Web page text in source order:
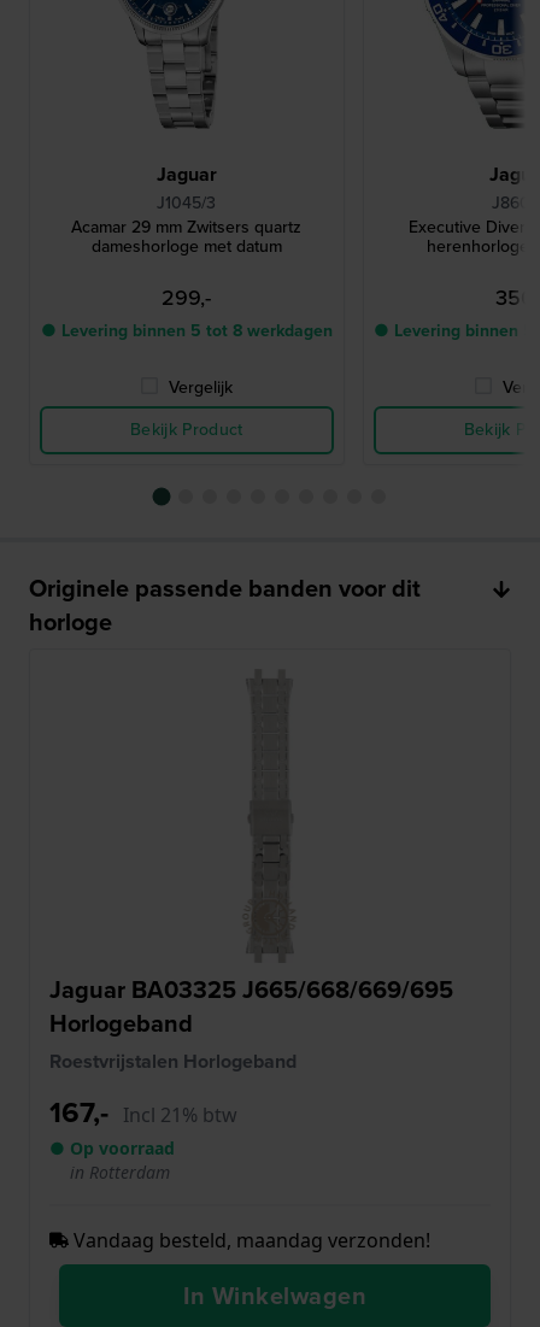
Jaguar
J1045/3
Acamar 29 mm Zwitsers quartz
dameshorloge met datum
299,-
● Levering binnen 5 tot 8 werkdagen
Vergelijk
Bekijk Product
J860/
Executive Diver
herenhorloge
● Levering binnen
Bekijk
Originele passende banden voor dit
horloge
Jaguar BA03325 J665/668/669/695
Horlogeband
Roestvrijstalen Horlogeband
167,- Incl 21% btw
● Op voorraad
in Rotterdam
Vandaag besteld, maandag verzonden!
In Winkelwagen